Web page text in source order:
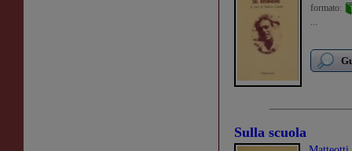
formato:
...
Sulla scuola